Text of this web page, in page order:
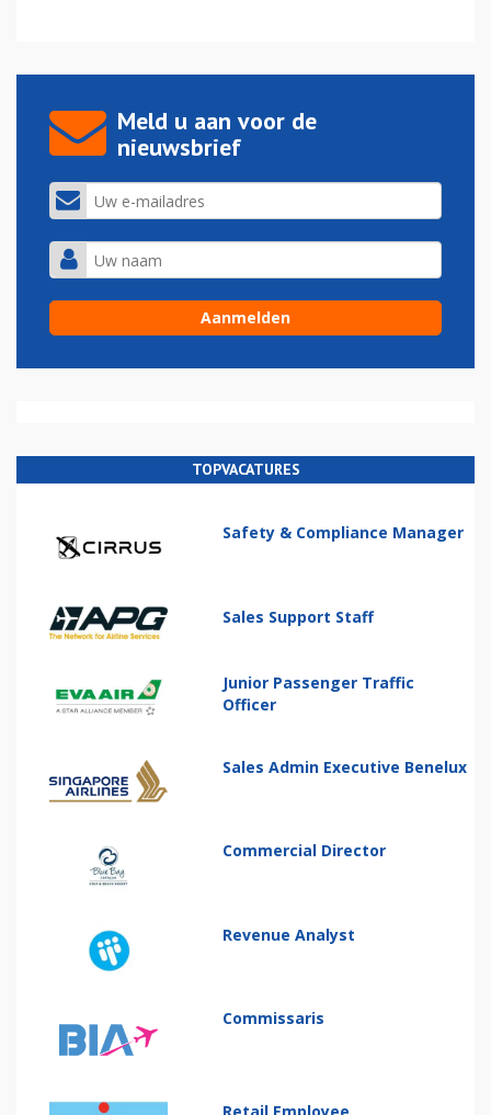
Meld u aan voor de
nieuwsbrief
TOPVACATURES
Safety & Compliance Manager
Sales Support Staff
Junior Passenger Traffic
Officer
Sales Admin Executive Benelux
Commercial Director
Revenue Analyst
Commissaris